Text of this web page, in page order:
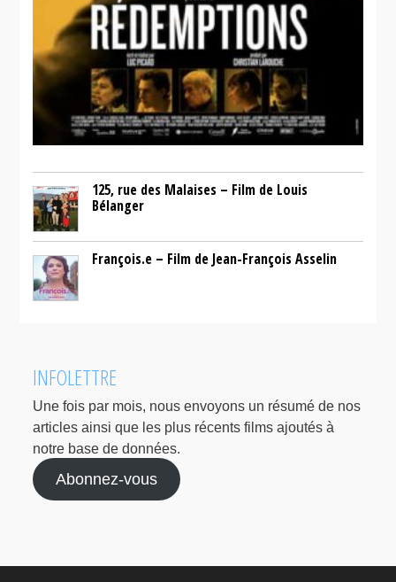
125, rue des Malaises – Film de Louis
Bélanger
François.e – Film de Jean-François Asselin
INFOLETTRE
Une fois par mois, nous envoyons un résumé de nos
articles ainsi que les plus récents films ajoutés à
notre base de données.
Abonnez-vous